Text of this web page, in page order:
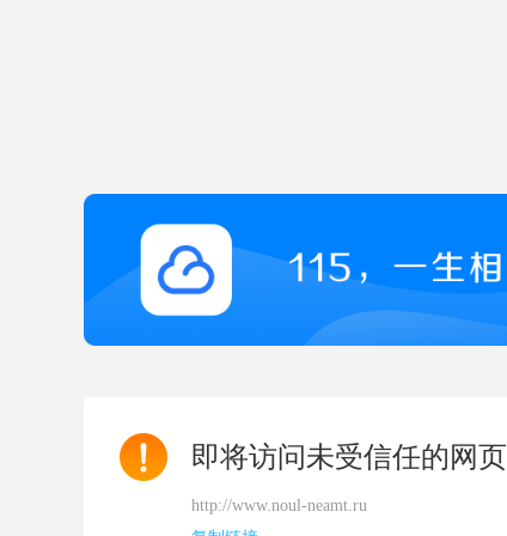
即将访问未受信任的网页
http://www.noul-neamt.ru